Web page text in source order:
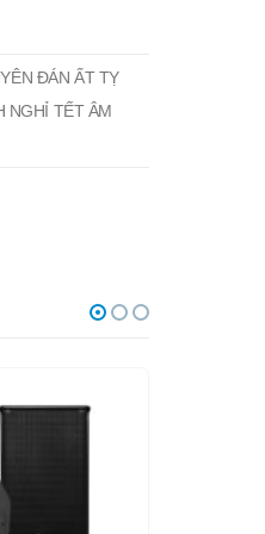
ĐÁN ẤT TỴ
NGHỈ TẾT ÂM